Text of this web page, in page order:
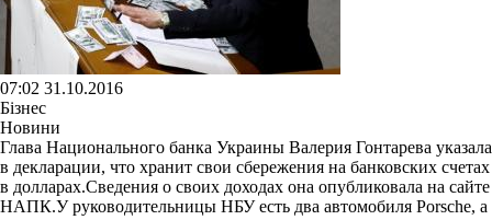
07:02 31.10.2016
Бізнес
Новини
Глава Национального банка Украины Валерия Гонтарева указала
в декларации, что хранит свои сбережения на банковских счетах
в долларах.Сведения о своих доходах она опубликовала на сайте
НАПК.У руководительницы НБУ есть два автомобиля Porsche, а